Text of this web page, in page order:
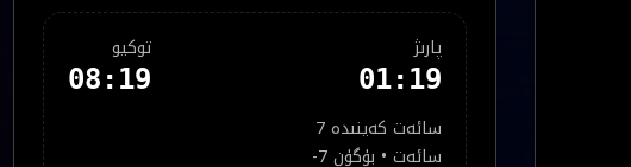
توكيو
08:19
پارىژ
01:19
7 سائەت كەينىدە
-7
سائەت • بۈگۈن